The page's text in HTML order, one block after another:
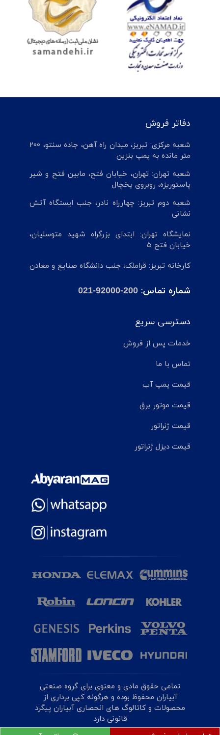
دفاتر فروش
شعبه مرکزی: تبریز، میدان راه آهن، جاده سنتو، 200
متر مانده به پمپ بنزین
شعبه تهران: تهران، خیابان فتح، مابین فتح و شیر
پاستوریزه، روبروی یخچال
شعبه دوم تبریز: چهارراه نادر، جنب ایستگاه آتش
نشانی
نمایشگاه تهران: ابتدای بزرگراه شهید متوسلیان،
خیابان فتح 5
کارخانه تبریز: قراملک، جنب دانشگاه صنایع و معادن
شماره تماس: 021-92000-200
دسترسی سریع
خدمات پس از فروش
تماس با ما
قیمت پمپ آب
قیمت موتور برق
قیمت ژنراتور
قیمت دیزل ژنراتور
تمامی حقوق مادی و معنوی برای گروه صنعتی
آبیاران محفوظ بوده و هرگونه کپی برداری از
محصولات و کاتالوگ های انحصاری آبیاران پیگرد
قانونی دارد